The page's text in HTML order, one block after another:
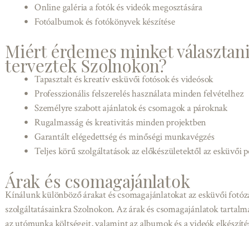
Online galéria a fotók és videók megosztására
Fotóalbumok és fotókönyvek készítése
Miért érdemes minket
terveztek Szolnokon?
Tapasztalt és kreatív esküvői fotósok és videósok
Professzionális felszerelés használata minden felvételhez
Személyre szabott ajánlatok és csomagok a pároknak
Rugalmasság és kreativitás minden projektben
Garantált elégedettség és minőségi munkavégzés
Teljes körű szolgáltatások az előkészületektől az esküvői
Árak és csomagajánlatok
Kínálunk különböző árakat és csomagajánlatokat az esküvői
szolgáltatásainkra Szolnokon. Az árak és csomagajánlatok